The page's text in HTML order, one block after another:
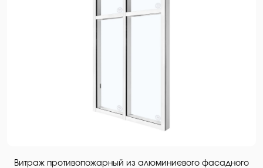
Витраж противопожарный из алюминиевого фасадного